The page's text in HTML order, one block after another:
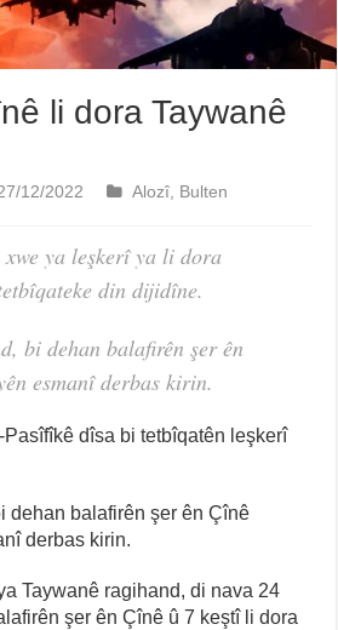
li dora Taywanê
12/2022 Alozî, Bulten
ya leşkerî ya li dora
din dijidîne.
bi dehan balafirên şer ên
esmanî derbas kirin.
Pasîfîkê dîsa bi tetbîqatên leşkerî
dehan balafirên şer ên Çînê
derbas kirin.
Taywanê ragihand, di nava 24
şer ên Çînê û 7 keştî li dora